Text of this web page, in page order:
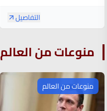
التفاصيل
منوعات من العالم
منوعات من العالم